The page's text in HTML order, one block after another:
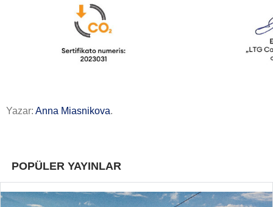
Yazar: Anna Miasnikova.
POPÜLER YAYINLAR